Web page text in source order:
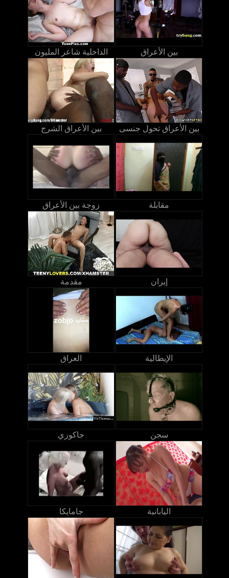
الداخلية شاعر المليون بين الأعراق
بين الأعراق الشرج بين الأعراق تحول جنسى
زوجة بين الأعراق مقابلة
مقدمة إيران
العراق الإيطالية
جاكوزي سجن
جامايكا اليابانية